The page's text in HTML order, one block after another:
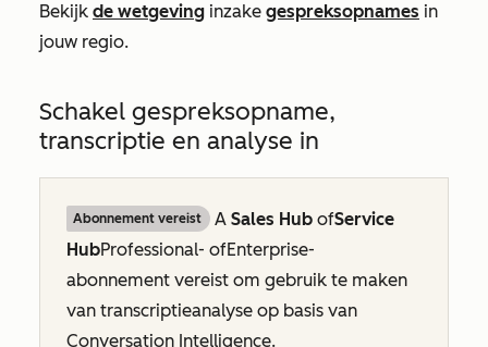
Bekijk de wetgeving inzake gespreksopnames in
jouw regio.
Schakel gespreksopname,
transcriptie en analyse in
Abonnement vereist A Sales Hub ofService
HubProfessional- ofEnterprise-
abonnement vereist om gebruik te maken
van transcriptieanalyse op basis van
Conversation Intelligence.